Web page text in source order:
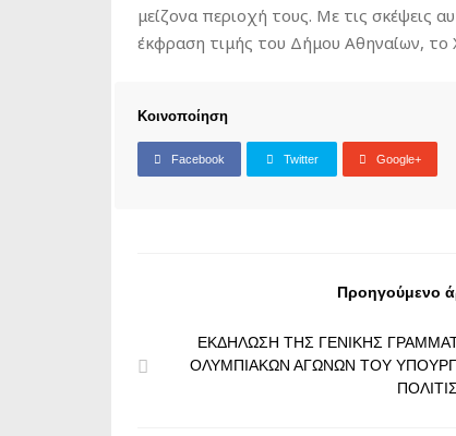
μείζονα περιοχή τους. Με τις σκέψεις
έκφραση τιμής του Δήμου Αθηναίων,
Κοινοποίηση
Facebook Twitter Google+
Προηγούμενο
ΕΚΔΗΛΩΣΗ ΤΗΣ ΓΕΝΙΚΗΣ
ΟΛΥΜΠΙΑΚΩΝ ΑΓΩΝΩΝ ΤΟΥ